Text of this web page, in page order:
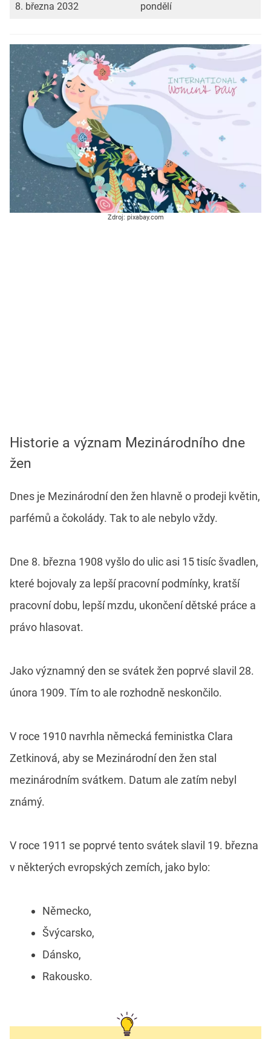
8. března 2032 pondělí
Zdroj: pixabay.com
Historie a význam Mezinárodního dne
žen
Dnes je Mezinárodní den žen hlavně o prodeji květin,
parfémů a čokolády. Tak to ale nebylo vždy.
Dne 8. března 1908 vyšlo do ulic asi 15 tisíc švadlen,
které bojovaly za lepší pracovní podmínky, kratší
pracovní dobu, lepší mzdu, ukončení dětské práce a
právo hlasovat.
Jako významný den se svátek žen poprvé slavil 28.
února 1909. Tím to ale rozhodně neskončilo.
V roce 1910 navrhla německá feministka Clara
Zetkinová, aby se Mezinárodní den žen stal
mezinárodním svátkem. Datum ale zatím nebyl
známý.
V roce 1911 se poprvé tento svátek slavil 19. března
v některých evropských zemích, jako bylo:
Německo,
Švýcarsko,
Dánsko,
Rakousko.